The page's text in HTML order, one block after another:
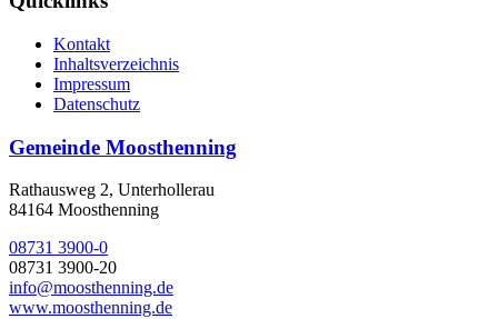
Kontakt
Inhaltsverzeichnis
Impressum
Datenschutz
Gemeinde Moosthenning
Rathausweg 2, Unterhollerau
84164 Moosthenning
08731 3900-0
08731 3900-20
info@moosthenning.de
www.moosthenning.de